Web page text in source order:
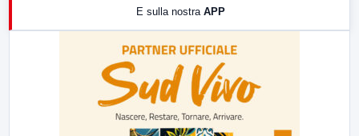
E sulla nostra APP